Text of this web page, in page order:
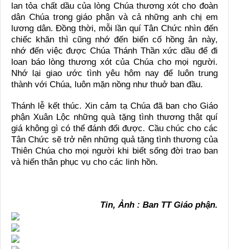
lan tỏa chất dầu của lòng Chúa thương xót cho đoàn
dân Chúa trong giáo phận và cả những anh chị em
lương dân. Đồng thời, mỗi lần quí Tân Chức nhìn đến
chiếc khăn thì cũng nhớ đến biến cố hồng ân này,
nhớ đến việc được Chúa Thánh Thần xức dầu để đi
loan báo lòng thương xót của Chúa cho mọi người.
Nhớ lại giao ước tình yêu hôm nay để luôn trung
thành với Chúa, luôn mặn nồng như thuở ban đầu.
Thánh lễ kết thúc. Xin cảm tạ Chúa đã ban cho Giáo
phận Xuân Lộc những quà tặng tình thương thật quí
giá không gì có thể đánh đổi được. Cầu chúc cho các
Tân Chức sẽ trở nên những quả tặng tình thương của
Thiên Chúa cho mọi người khi biết sống đời trao ban
và hiến thân phục vụ cho các linh hồn.
Tin, Ảnh : Ban TT Giáo phận.